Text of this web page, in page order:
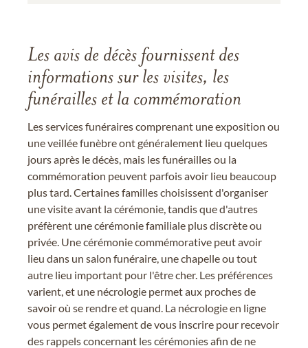
Les avis de décès fournissent des
informations sur les visites, les
funérailles et la commémoration
Les services funéraires comprenant une exposition ou
une veillée funèbre ont généralement lieu quelques
jours après le décès, mais les funérailles ou la
commémoration peuvent parfois avoir lieu beaucoup
plus tard. Certaines familles choisissent d'organiser
une visite avant la cérémonie, tandis que d'autres
préfèrent une cérémonie familiale plus discrète ou
privée. Une cérémonie commémorative peut avoir
lieu dans un salon funéraire, une chapelle ou tout
autre lieu important pour l'être cher. Les préférences
varient, et une nécrologie permet aux proches de
savoir où se rendre et quand. La nécrologie en ligne
vous permet également de vous inscrire pour recevoir
des rappels concernant les cérémonies afin de ne